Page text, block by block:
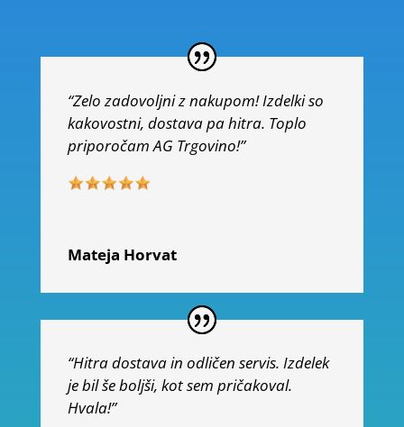
“Zelo zadovoljni z nakupom! Izdelki so
kakovostni, dostava pa hitra. Toplo
priporočam AG Trgovino!”
Mateja Horvat
“Hitra dostava in odličen servis. Izdelek
je bil še boljši, kot sem pričakoval.
Hvala!”